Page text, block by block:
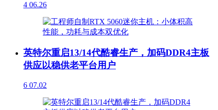
4 06.26
英特尔重启13/14代酷睿生产，加码DDR4主板
供应以稳供老平台用户
6 07.02